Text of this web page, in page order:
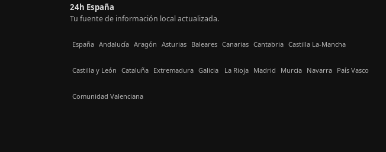
24h España
Tu fuente de información local actualizada.
España Andalucía Aragón Asturias Baleares Canarias Cantabria Castilla La-Mancha
Castilla y León Cataluña Extremadura Galicia La Rioja Madrid Murcia Navarra País Vasco
Comunidad Valenciana